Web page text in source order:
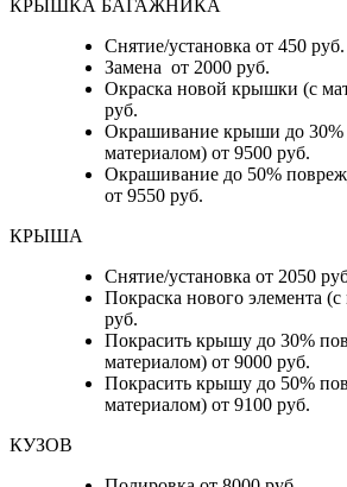
КРЫШКА БАГАЖНИКА
Снятие/установка от 450 руб.
Замена от 2000 руб.
Окраска новой крышки (с
руб.
Окрашивание крыши до 30%
материалом) от 9500 руб.
Окрашивание до 50%
от 9550 руб.
КРЫША
Снятие/установка от 2050
Покраска нового элемента
руб.
Покрасить крышу до 30%
материалом) от 9000 руб.
Покрасить крышу до 50%
материалом) от 9100 руб.
КУЗОВ